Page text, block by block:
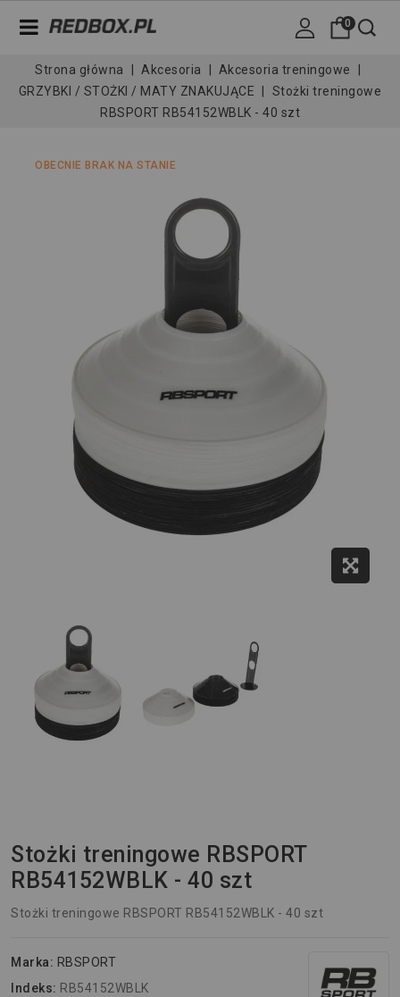
0
Strona główna Akcesoria
Akcesoria treningowe
GRZYBKI / STOŻKI / MATY ZNAKUJĄCE
Stożki treningowe
RBSPORT RB54152WBLK - 40 szt
OBECNIE BRAK NA STANIE
Stożki treningowe RBSPORT
RB54152WBLK - 40 szt
Stożki treningowe RBSPORT RB54152WBLK - 40 szt
Marka: RBSPORT
Indeks: RB54152WBLK